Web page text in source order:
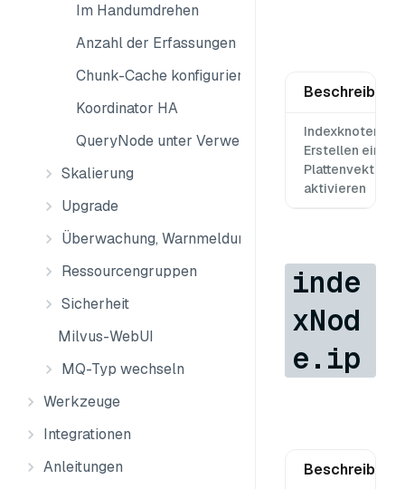
Im Handumdrehen
Anzahl der Erfassungen begrenzen
Chunk-Cache konfigurieren
Koordinator HA
QueryNode unter Verwendung der lokalen
Skalierung
Upgrade
Überwachung, Warnmeldungen und Protokolle
Ressourcengruppen
Sicherheit
Milvus-WebUI
MQ-Typ wechseln
Werkzeuge
Integrationen
Anleitungen
Beschreibung
Indexknoten
Erstellen eines
aktivieren
inde
xNod
e.ip
Beschreibung